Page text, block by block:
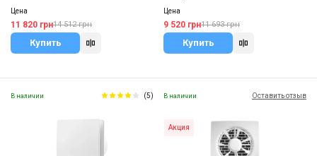
Цена
11 820 грн14 512 грн
Купить
Цена
9 520 грн11 693 грн
Купить
В наличии (5) В наличии Оставить отзыв
Акция